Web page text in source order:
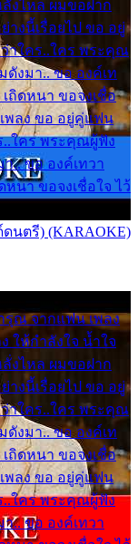
งไหล ผมขอฝาก
างนี้เรื่อยไป ขอ อยู่
ว่าใคร..ใคร พระคุณ
ดังมา.. ขอ องค์เท
ถิดหนา ขอจงเชื่อ
พลง ขอ อยู่คู่แฟน
..ใคร พระคุณผู้ฟัง
.. ขอ องค์เทวา
นา ขอจงเชื่อใจ ไว้
นตรี) (KARAOKE)
ณ จากแฟน เพลง
ให้กำลังใจ น้ำใจ
งไหล ผมขอฝาก
างนี้เรื่อยไป ขอ อยู่
ว่าใคร..ใคร พระคุณ
ดังมา.. ขอ องค์เท
ถิดหนา ขอจงเชื่อ
พลง ขอ อยู่คู่แฟน
..ใคร พระคุณผู้ฟัง
.. ขอ องค์เทวา